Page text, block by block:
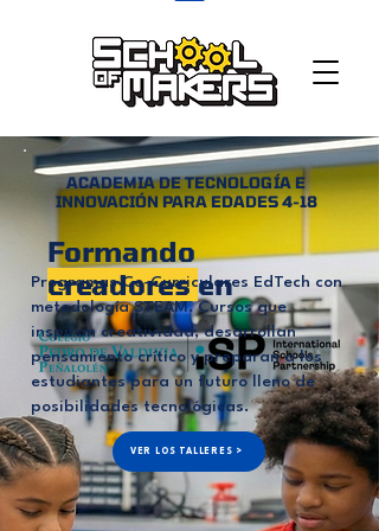
ACADEMIA DE TECNOLOGÍA E
INNOVACIÓN PARA EDADES 4-18
Formando
creadoresen
Programas Co-Curriculares EdTech con
metodología STEAM. Cursos que
inspiran creatividad, desarrollan
pensamiento crítico y preparan a los
estudiantes para un futuro lleno de
posibilidades tecnológicas.
VER LOS TALLERES >